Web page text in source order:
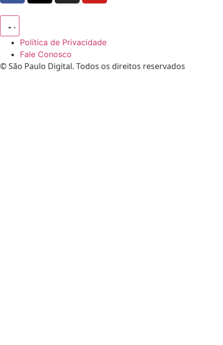
Política de Privacidade
Fale Conosco
© São Paulo Digital. Todos os direitos reservados